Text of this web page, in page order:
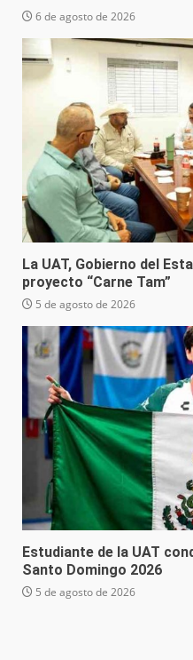
6 de agosto de 2026
La UAT, Gobierno del
proyecto “Carne Tam”
5 de agosto de 2026
Estudiante de la UAT
Santo Domingo 2026
5 de agosto de 2026